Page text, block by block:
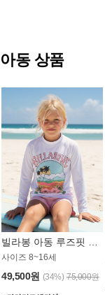
아동 상품
사이즈 8~16세
49,500원 (34%) 75,000원